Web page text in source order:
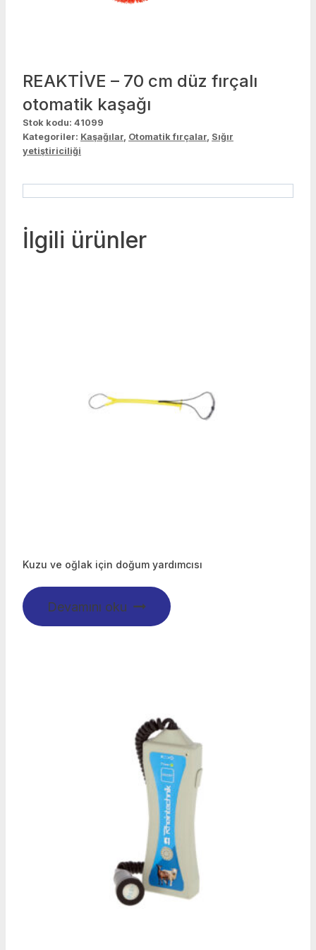
REAKTİVE – 70 cm düz fırçalı
otomatik kaşağı
Stok kodu: 41099
Kategoriler: Kaşağılar, Otomatik fırçalar, Sığır
yetiştiriciliği
İlgili ürünler
Kuzu ve oğlak için doğum yardımcısı
Devamını oku